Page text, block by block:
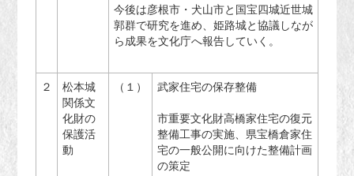
今後は彦根市・犬山市と国宝四城近世城
郭群で研究を進め、姫路城と協議しなが
ら成果を文化庁へ報告していく。
２
松本城
関係文
化財の
保護活
動
（１）
武家住宅の保存整備
市重要文化財高橋家住宅の復元
整備工事の実施、県宝橋倉家住
宅の一般公開に向けた整備計画
の策定